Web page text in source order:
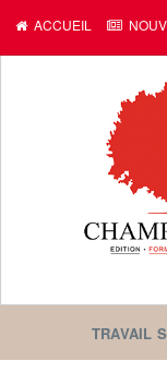
ACCUEIL
TRAVAIL